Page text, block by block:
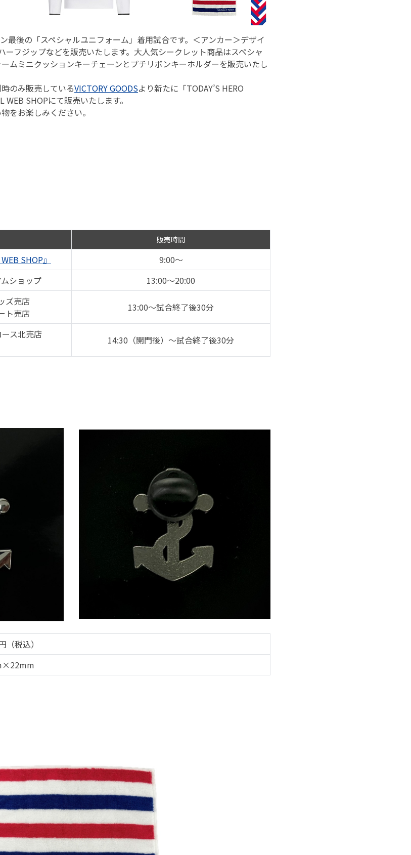
最後の「スペシャルユニフォーム」着用試合です。＜アンカー＞デザイ
ーフジップなどを販売いたします。大人気シークレット商品はスペシャ
ムミニクッションキーチェーンとプチリボンキーホルダーを販売いたし
のみ販売しているVICTORY GOODSより新たに「TODAY’S HERO
SHOPにて販売いたします。
をお楽しみください。
販売時間
SHOP』
9:00～
ショップ
13:00～20:00
ズ売店
ト売店
13:00～試合終了後30分
ス北売店
14:30（開門後）～試合終了後30分
（税込）